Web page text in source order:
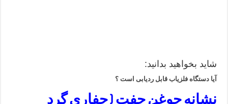
شاید بخواهید بدانید:
آیا دستگاه فلزیاب قابل ردیابی است ؟
نشانه جوغن جفت ( حفاری گرد